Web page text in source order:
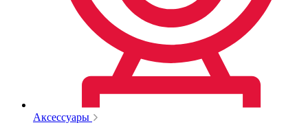
Аксессуары